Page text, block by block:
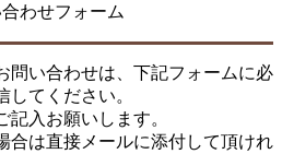
わせフォーム
問い合わせは、下記フォームに必
てください。
入お願いします。
合は直接メールに添付して頂けれ